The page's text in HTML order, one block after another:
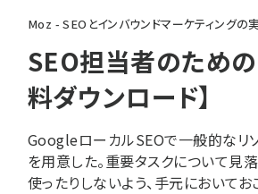
く
ず
Moz - SEOとインバウンドマーケティングの
SEO担当者のため
料ダウンロード】
GoogleローカルSEOで一般的なリソ
を用意した。重要タスクについて見
使ったりしないよう、手元においてお